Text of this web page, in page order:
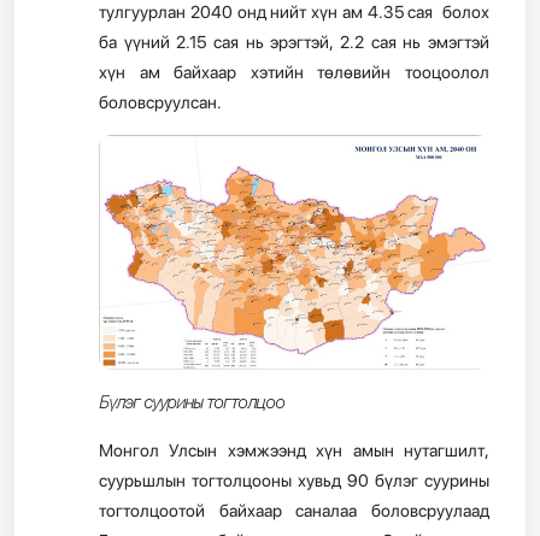
тулгуурлан 2040 онд нийт хүн ам 4.35 сая болох
ба үүний 2.15 сая нь эрэгтэй, 2.2 сая нь эмэгтэй
хүн ам байхаар хэтийн төлөвийн тооцоолол
боловсруулсан.
Бүлэг суурины тогтолцоо
Монгол Улсын хэмжээнд хүн амын нутагшилт,
суурьшлын тогтолцооны хувьд 90 бүлэг суурины
тогтолцоотой байхаар саналаа боловсруулаад